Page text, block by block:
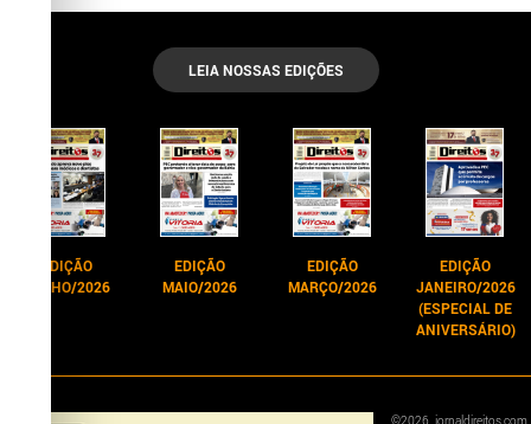
LEIA NOSSAS EDIÇÕES
EDIÇÃO
JUNHO/2026
EDIÇÃO
MAIO/2026
EDIÇÃO
MARÇO/2026
EDIÇÃO
JANEIRO/2026
(ESPECIAL DE
ANIVERSÁRIO)